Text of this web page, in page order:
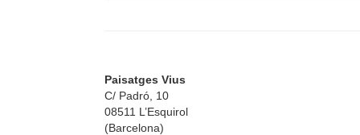
Paisatges Vius
C/ Padró, 10
08511 L’Esquirol
(Barcelona)